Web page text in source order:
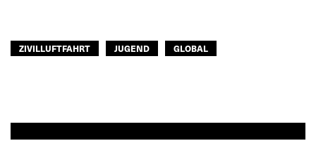
ZIVILLUFTFAHRT JUGEND GLOBAL